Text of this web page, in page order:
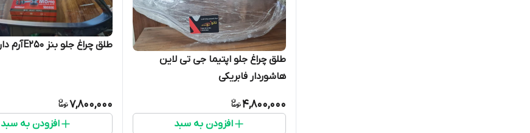
طلق چراغ جلو اپتیما جی تی لاین
هاشوردار فابریکی
4,800,000
افزودن به سبد
طلق چراغ جلو بنز E250آرم دار
7,800,000
افزودن به سبد